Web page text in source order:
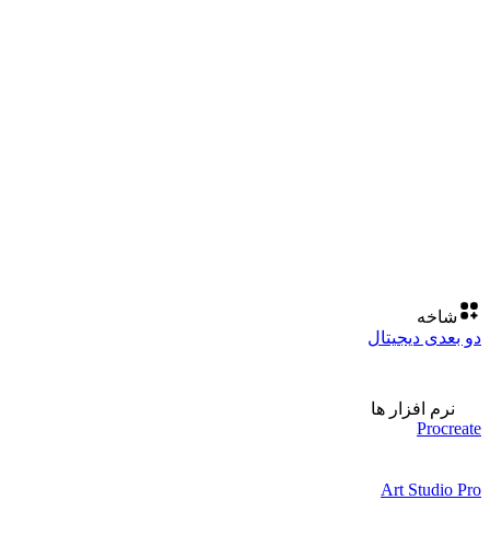
شاخه
دو بعدی دیجیتال
نرم افزار ها
Procreate
Art Studio Pro